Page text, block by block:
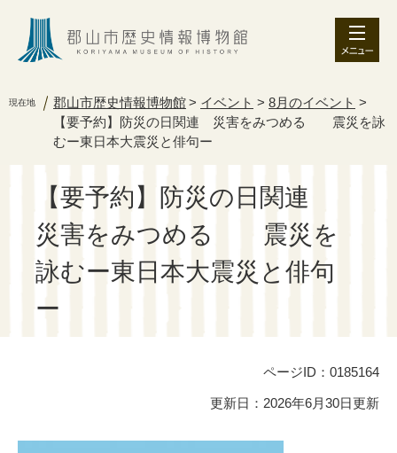
頭
飛現在地 郡山市歴史情報博物館> イベント > 8月のイベント >
【要予約】防災の日関連 災害をみつめる 震災を詠
むー東日本大震災と俳句ー
【要予約】防災の日関連
災害をみつめる 震災を
詠むー東日本大震災と俳句
ー
ページID：0185164
更新日：2026年6月30日更新